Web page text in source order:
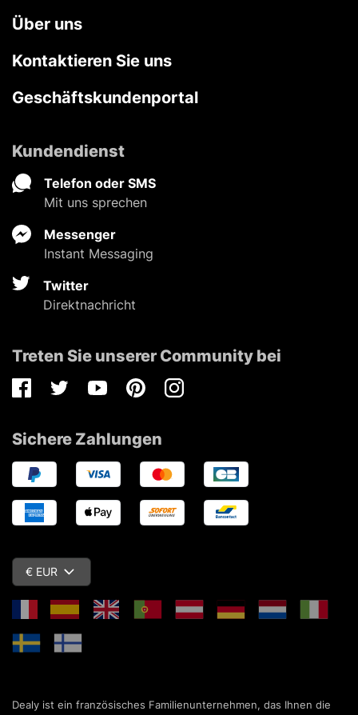
Über uns
Kontaktieren Sie uns
Geschäftskundenportal
Kundendienst
Telefon oder SMS
Mit uns sprechen
Messenger
Instant Messaging
Twitter
Direktnachricht
Treten Sie unserer Community bei
FacebookTwitterYoutubePinterestInstagram
Sichere Zahlungen
€ EUR
Dealy ist ein französisches Familienunternehmen, das Ihnen die